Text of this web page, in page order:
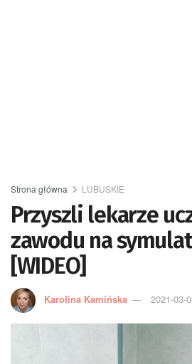
Strona główna LUBUSKIE
Przyszli lekarze
zawodu na
[WIDEO]
Karolina Kamińska 2021-03-